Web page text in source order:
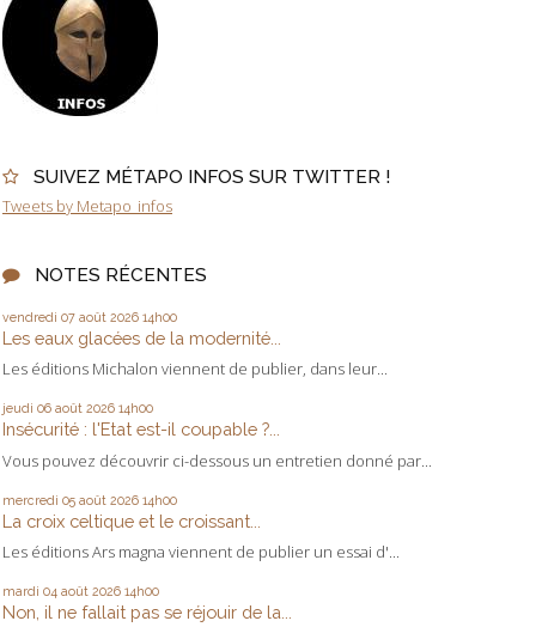
SUIVEZ MÉTAPO INFOS SUR TWITTER !
Tweets by Metapo_infos
NOTES RÉCENTES
vendredi 07 août 2026 14h00
Les eaux glacées de la modernité...
Les éditions Michalon viennent de publier, dans leur...
jeudi 06 août 2026 14h00
Insécurité : l'Etat est-il coupable ?...
Vous pouvez découvrir ci-dessous un entretien donné par...
mercredi 05 août 2026 14h00
La croix celtique et le croissant...
Les éditions Ars magna viennent de publier un essai d'...
mardi 04 août 2026 14h00
Non, il ne fallait pas se réjouir de la...